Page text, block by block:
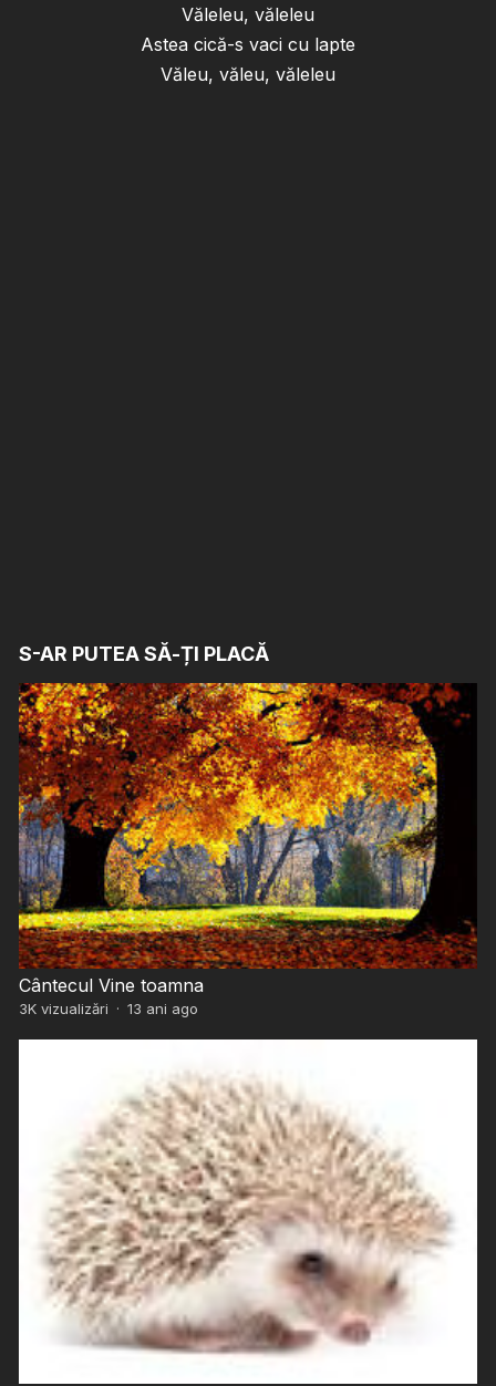
Văleleu, văleleu
Astea cică-s vaci cu lapte
Văleu, văleu, văleleu
S-AR PUTEA SĂ-ȚI PLACĂ
Cântecul Vine toamna
3Kvizualizări · 13 ani ago